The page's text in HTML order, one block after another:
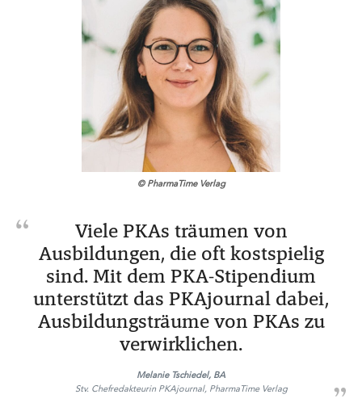
© PharmaTime Verlag
Viele PKAs träumen von
Ausbildungen, die oft kostspielig
sind. Mit dem PKA-Stipendium
unterstützt das PKAjournal dabei,
Ausbildungsträume von PKAs zu
verwirklichen.
Melanie Tschiedel, BA
Stv. Chefredakteurin PKAjournal, PharmaTime Verlag